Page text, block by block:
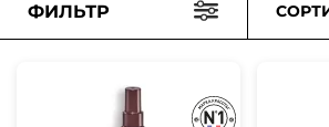
ФИЛЬТР